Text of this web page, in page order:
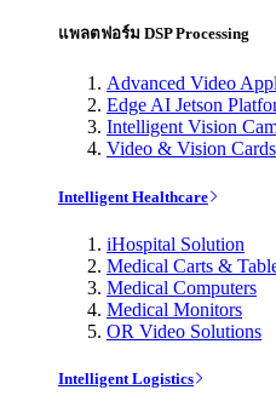
แพลตฟอร์ม DSP Processing
Advanced Video
Edge AI Jetson
Intelligent Vision
Video & Vision Cards
Intelligent Healthcare
iHospital Solution
Medical Carts &
Medical Computers
Medical Monitors
OR Video Solutions
Intelligent Logistics